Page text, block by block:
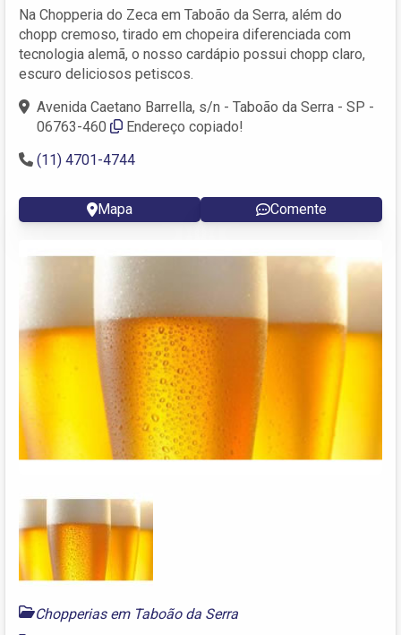
Na Chopperia do Zeca em Taboão da Serra, além do
chopp cremoso, tirado em chopeira diferenciada com
tecnologia alemã, o nosso cardápio possui chopp claro,
escuro deliciosos petiscos.
Avenida Caetano Barrella, s/n - Taboão da Serra - SP -
06763-460
Endereço copiado!
(11) 4701-4744
Mapa Comente
Chopperias em Taboão da Serra